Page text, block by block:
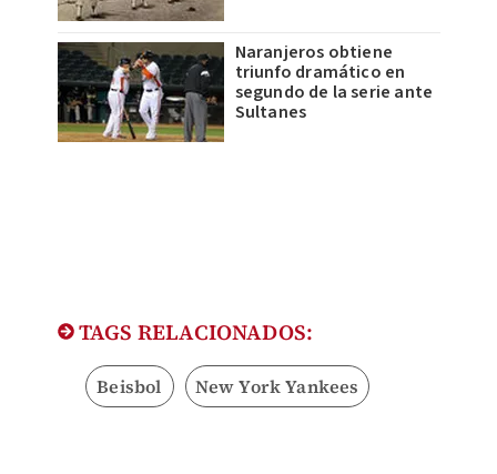
Naranjeros obtiene
triunfo dramático en
segundo de la serie ante
Sultanes
TAGS RELACIONADOS:
Beisbol New York Yankees